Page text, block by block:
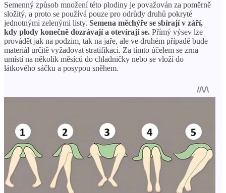
Semenný způsob množení této plodiny je považován za poměrně
složitý, a proto se používá pouze pro odrůdy druhů pokryté
jednotnými zelenými listy. Semena měchýře se sbírají v září,
kdy plody konečně dozrávají a otevírají se. Přímý výsev lze
provádět jak na podzim, tak na jaře, ale ve druhém případě bude
materiál určitě vyžadovat stratifikaci. Za tímto účelem se zrna
umístí na několik měsíců do chladničky nebo se vloží do
látkového sáčku a posypou sněhem.